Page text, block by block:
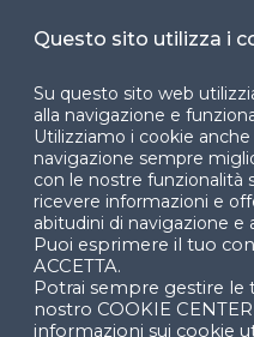
© 2024 Copyright ©
di Ingegneria Gestionale
Questo sito utilizza i
Su questo sito web
alla navigazione e
Utilizziamo i cookie
navigazione sempre
con le nostre funzionalità
ricevere informazioni e
abitudini di navigazione e
Puoi esprimere il tuo
ACCETTA.
Potrai sempre gestire le
nostro COOKIE
informazioni sui cookie